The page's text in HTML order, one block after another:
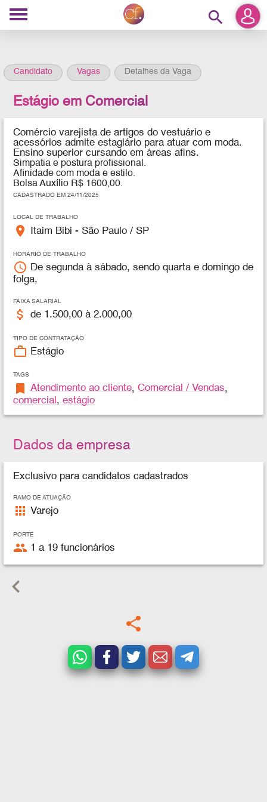
search
Candidato Vagas Detalhes da Vaga
Estágio em Comercial
Comércio varejista de artigos do vestuário e
acessórios admite estagiário para atuar com moda.
Ensino superior cursando em áreas afins.
Simpatia e postura profissional.
Afinidade com moda e estilo.
Bolsa Auxílio R$ 1600,00.
CADASTRADO EM 24/11/2025
LOCAL DE TRABALHO
place Itaim Bibi - São Paulo / SP
HORÁRIO DE TRABALHO
access_time De segunda à sábado, sendo quarta e domingo de
folga,
FAIXA SALARIAL
attach_money de 1.500,00 à 2.000,00
TIPO DE CONTRATAÇÃO
work_outline Estágio
TAGS
bookmark Atendimento ao cliente,Comercial / Vendas,
comercial ,estágio
Dados da empresa
Exclusivo para candidatos cadastrados
RAMO DE ATUAÇÃO
apps Varejo
PORTE
people 1 a 19 funcionários
keyboard_arrow_left
share